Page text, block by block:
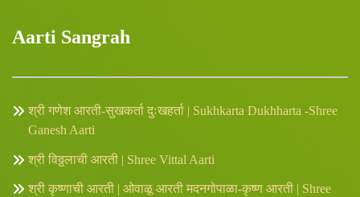
Aarti Sangrah
श्री गणेश आरती-सुखकर्ता दुःखहर्ता | Sukhkarta Dukhharta -Shree
Ganesh Aarti
श्री विठ्ठलाची आरती | Shree Vittal Aarti
श्री कृष्णाची आरती | ओवाळू आरती मदनगोपाळा-कृष्ण आरती | Shree